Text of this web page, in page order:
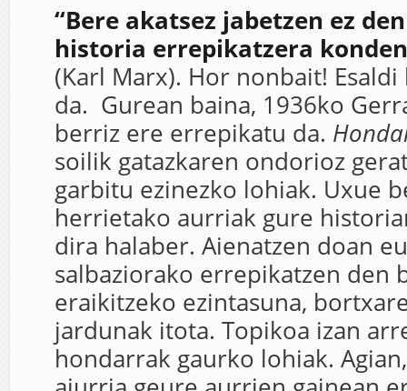
“Bere akatsez jabetzen ez
historia errepikatzera
(Karl Marx). Hor nonbait!
da. Gurean baina, 1936ko
berriz ere errepikatu da.
soilik gatazkaren ondorioz
garbitu ezinezko lohiak. Uxue
herrietako aurriak gure
dira halaber. Aienatzen doan
salbaziorako errepikatzen den
eraikitzeko ezintasuna,
jardunak itota. Topikoa izan
hondarrak gaurko lohiak.